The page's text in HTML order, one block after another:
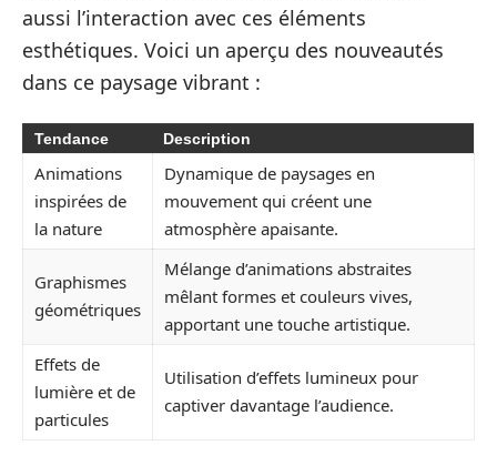
aussi l’interaction avec ces éléments
esthétiques. Voici un aperçu des nouveautés
dans ce paysage vibrant :
Tendance Description
Animations
inspirées de
la nature
Dynamique de paysages en
mouvement qui créent une
atmosphère apaisante.
Graphismes
géométriques
Mélange d’animations abstraites
mêlant formes et couleurs vives,
apportant une touche artistique.
Effets de
lumière et de
particules
Utilisation d’effets lumineux pour
captiver davantage l’audience.